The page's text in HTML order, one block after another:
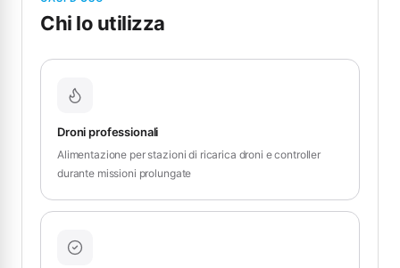
Chi lo utilizza
Droni professionali
Alimentazione per stazioni di ricarica droni e controller
durante missioni prolungate